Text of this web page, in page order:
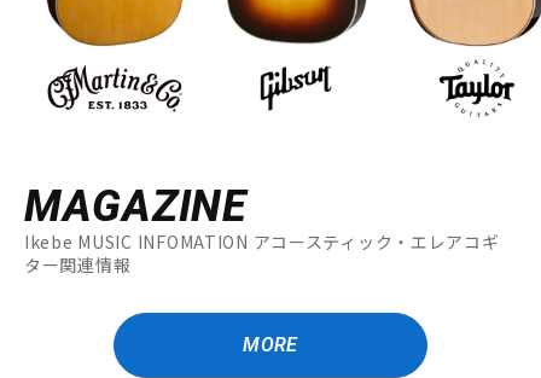
MAGAZINE
Ikebe MUSIC INFOMATION アコースティック・エレアコギ
ター関連情報
MORE